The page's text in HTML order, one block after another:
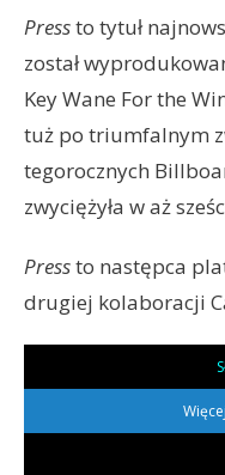
Pressto tytuł
został
Key Wane For the
tuż po triumfalnym
tegorocznych
zwyciężyła w aż
Pressto następca
drugiej kolaboracji